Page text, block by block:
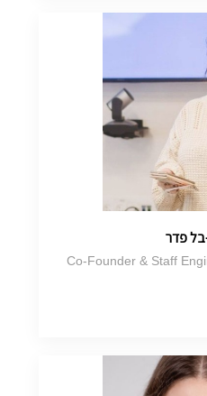
בל פדר
Co-Founder & Staff